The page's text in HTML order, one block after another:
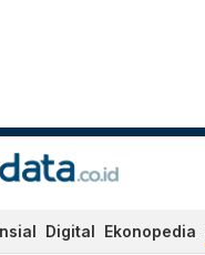
Digital Ekonopedia